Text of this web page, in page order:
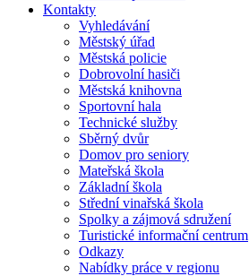
Kontakty
Vyhledávání
Městský úřad
Městská policie
Dobrovolní hasiči
Městská knihovna
Sportovní hala
Technické služby
Sběrný dvůr
Domov pro seniory
Mateřská škola
Základní škola
Střední vinařská škola
Spolky a zájmová sdružení
Turistické informační centrum
Odkazy
Nabídky práce v regionu